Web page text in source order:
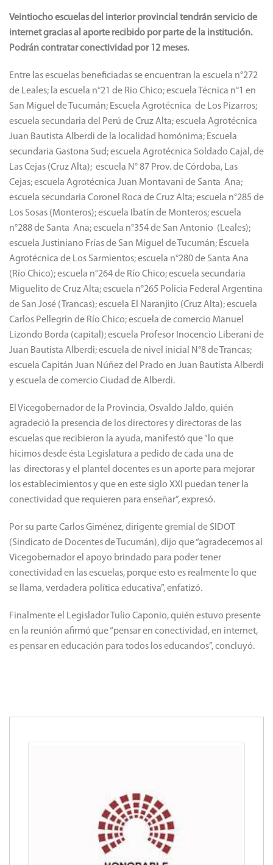
Veintiocho escuelas del interior provincial tendrán servicio de
internet gracias al aporte recibido por parte de la institución.
Podrán contratar conectividad por 12 meses.
Entre las escuelas beneficiadas se encuentran la escuela n°272
de Leales; la escuela n°21 de Rio Chico; escuela Técnica n°1 en
San Miguel de Tucumán; Escuela Agrotécnica de Los Pizarros;
escuela secundaria del Perú de Cruz Alta; escuela Agrotécnica
Juan Bautista Alberdi de la localidad homónima; Escuela
secundaria Gastona Sud; escuela Agrotécnica Soldado Cajal, de
Las Cejas (Cruz Alta); escuela N° 87 Prov. de Córdoba, Las
Cejas; escuela Agrotécnica Juan Montavani de Santa Ana;
escuela secundaria Coronel Roca de Cruz Alta; escuela n°285 de
Los Sosas (Monteros); escuela Ibatín de Monteros; escuela
n°288 de Santa Ana; escuela n°354 de San Antonio (Leales);
escuela Justiniano Frías de San Miguel de Tucumán; Escuela
Agrotécnica de Los Sarmientos; escuela n°280 de Santa Ana
(Río Chico); escuela n°264 de Río Chico; escuela secundaria
Miguelito de Cruz Alta; escuela n°265 Policia Federal Argentina
de San José (Trancas); escuela El Naranjito (Cruz Alta); escuela
Carlos Pellegrin de Río Chico; escuela de comercio Manuel
Lizondo Borda (capital); escuela Profesor Inocencio Liberani de
Juan Bautista Alberdi; escuela de nivel inicial N°8 de Trancas;
escuela Capitán Juan Núñez del Prado en Juan Bautista Alberdi
y escuela de comercio Ciudad de Alberdi.
El Vicegobernador de la Provincia, Osvaldo Jaldo, quién
agradeció la presencia de los directores y directoras de las
escuelas que recibieron la ayuda, manifestó que “lo que
hicimos desde ésta Legislatura a pedido de cada una de
las directoras y el plantel docentes es un aporte para mejorar
los establecimientos y que en este siglo XXI puedan tener la
conectividad que requieren para enseñar”, expresó.
Por su parte Carlos Giménez, dirigente gremial de SIDOT
(Sindicato de Docentes de Tucumán), dijo que “agradecemos al
Vicegobernador el apoyo brindado para poder tener
conectividad en las escuelas, porque esto es realmente lo que
se llama, verdadera política educativa”, enfatizó.
Finalmente el Legislador Tulio Caponio, quién estuvo presente
en la reunión afirmó que “pensar en conectividad, en internet,
es pensar en educación para todos los educandos”, concluyó.